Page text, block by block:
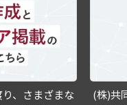
、さまざまな
(株)共